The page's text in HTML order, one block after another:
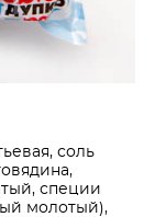
соль
специи
молотый),